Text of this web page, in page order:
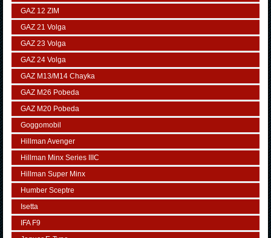
GAZ 12 ZIM
GAZ 21 Volga
GAZ 23 Volga
GAZ 24 Volga
GAZ M13/M14 Chayka
GAZ M26 Pobeda
GAZ М20 Pobeda
Goggomobil
Hillman Avenger
Hillman Minx Series IIIC
Hillman Super Minx
Humber Sceptre
Isetta
IFA F9